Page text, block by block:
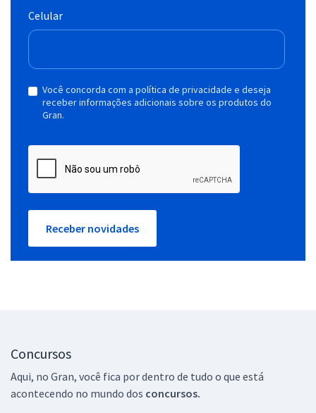
Celular
Você concorda com a política de privacidade e deseja
receber informações adicionais sobre os produtos do
Gran.
Receber novidades
Concursos
Aqui, no Gran, você fica por dentro de tudo o que está
acontecendo no mundo dos concursos.